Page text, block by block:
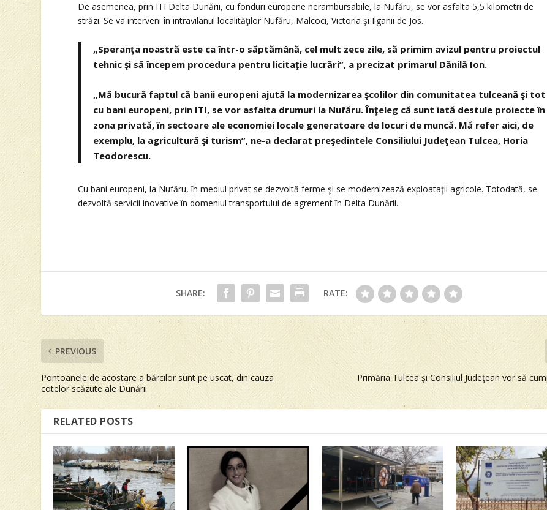
De asemenea, prin ITI Delta Dunării, cu fonduri europene nerambursabile, la Nufăru, se vor asfalta 5,5 kilometri de
străzi. Se va interveni în intravilanul localităţilor Nufăru, Malcoci, Victoria şi Ilganii de Jos.
„Speranţa noastră este ca într-o săptămână, cel mult zece zile, să primim avizul pentru proiectul
tehnic şi să începem procedura pentru licitaţie lucrări”, a precizat primarul Dănilă Ion.
„Mă bucură faptul că banii europeni ajută la modernizarea şcolilor din comunitatea tulceană şi tot
cu bani europeni, prin ITI, se vor asfalta drumuri la Nufăru. Înţeleg că sunt iată destule proiecte în
zona privată, în sectoare ale economiei locale generatoare de locuri de muncă. Mă refer aici, de
exemplu, la agricultură şi turism”, ne-a declarat preşedintele Consiliului Judeţean Tulcea, Horia
Teodorescu.
Cu bani europeni, la Nufăru, în mediul privat se dezvoltă ferme şi se modernizează exploataţii agricole. Totodată, se
dezvoltă servicii inovative în domeniul transportului de agrement în Delta Dunării.
SHARE: RATE:
PREVIOUS
Pontoanele de acostare a bărcilor sunt pe uscat, din cauza
cotelor scăzute ale Dunării
Primăria Tulcea şi Consiliul Judeţean vor să
RELATED POSTS